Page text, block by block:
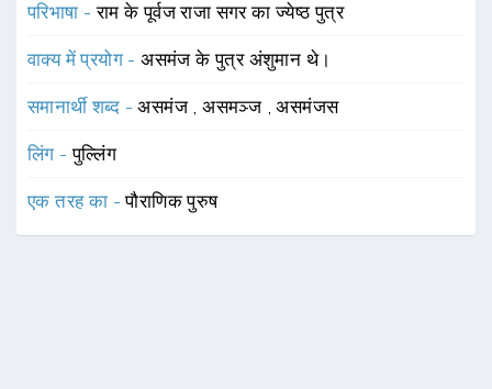
परिभाषा -राम के पूर्वज राजा सगर का ज्येष्ठ पुत्र
वाक्य में प्रयोग -असमंज के पुत्र अंशुमान थे।
समानार्थी शब्द -असमंज ,असमञ्ज ,असमंजस
लिंग -पुल्लिंग
एक तरह का -पौराणिक पुरुष